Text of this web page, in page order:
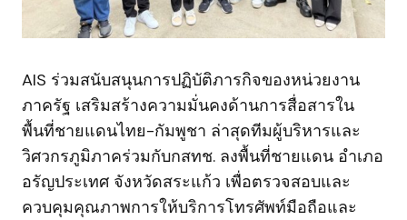
AIS ร่วมสนับสนุนการปฏิบัติภารกิจของหน่วยงาน
ภาครัฐ เสริมสร้างความมั่นคงด้านการสื่อสารใน
พื้นที่ชายแดนไทย-กัมพูชา ล่าสุดทีมผู้บริหารและ
วิศวกรภูมิภาคร่วมกับกสทช. ลงพื้นที่ชายแดน อำเภอ
อรัญประเทศ จังหวัดสระแก้ว เพื่อตรวจสอบและ
ควบคุมคุณภาพการให้บริการโทรศัพท์มือถือและ